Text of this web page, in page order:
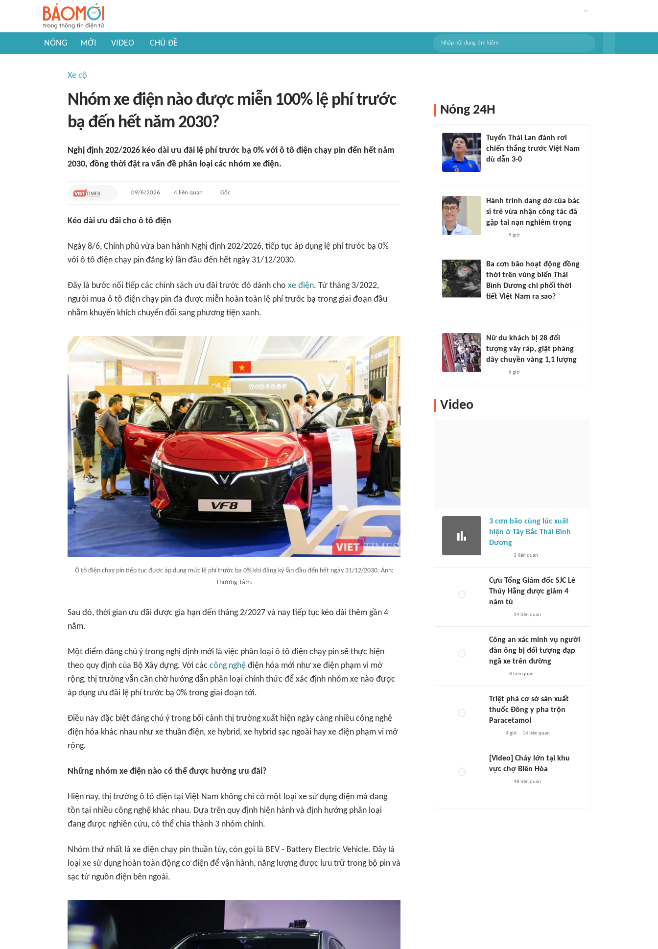
NÓNG MỚI VIDEO CHỦ ĐỀ
Xe cộ
Nhóm xe điện nào được miễn 100% lệ phí trước
bạ đến hết năm 2030?
Nghị định 202/2026 kéo dài ưu đãi lệ phí trước bạ 0% với ô tô điện chạy pin đến hết năm
2030, đồng thời đặt ra vấn đề phân loại các nhóm xe điện.
09/6/2026 4liên quan Gốc
Kéo dài ưu đãi cho ô tô điện
Ngày 8/6, Chính phủ vừa ban hành Nghị định 202/2026, tiếp tục áp dụng lệ phí trước bạ 0%
với ô tô điện chạy pin đăng ký lần đầu đến hết ngày 31/12/2030.
Đây là bước nối tiếp các chính sách ưu đãi trước đó dành cho xe điện. Từ tháng 3/2022,
người mua ô tô điện chạy pin đã được miễn hoàn toàn lệ phí trước bạ trong giai đoạn đầu
nhằm khuyến khích chuyển đổi sang phương tiện xanh.
Ô tô điện chạy pin tiếp tục được áp dụng mức lệ phí trước bạ 0% khi đăng ký lần đầu đến hết ngày 31/12/2030. Ảnh:
Thượng Tâm.
Sau đó, thời gian ưu đãi được gia hạn đến tháng 2/2027 và nay tiếp tục kéo dài thêm gần 4
năm.
Một điểm đáng chú ý trong nghị định mới là việc phân loại ô tô điện chạy pin sẽ thực hiện
theo quy định của Bộ Xây dựng. Với các công nghệ điện hóa mới như xe điện phạm vi mở
rộng, thị trường vẫn cần chờ hướng dẫn phân loại chính thức để xác định nhóm xe nào được
áp dụng ưu đãi lệ phí trước bạ 0% trong giai đoạn tới.
Điều này đặc biệt đáng chú ý trong bối cảnh thị trường xuất hiện ngày càng nhiều công nghệ
điện hóa khác nhau như xe thuần điện, xe hybrid, xe hybrid sạc ngoài hay xe điện phạm vi mở
rộng.
Những nhóm xe điện nào có thể được hưởng ưu đãi?
Hiện nay, thị trường ô tô điện tại Việt Nam không chỉ có một loại xe sử dụng điện mà đang
tồn tại nhiều công nghệ khác nhau. Dựa trên quy định hiện hành và định hướng phân loại
đang được nghiên cứu, có thể chia thành 3 nhóm chính.
Nhóm thứ nhất là xe điện chạy pin thuần túy, còn gọi là BEV - Battery Electric Vehicle. Đây là
loại xe sử dụng hoàn toàn động cơ điện để vận hành, năng lượng được lưu trữ trong bộ pin và
sạc từ nguồn điện bên ngoài.
Nóng 24H
Tuyển Thái Lan đánh rơi
chiến thắng trước Việt Nam
dù dẫn 3-0
Hành trình dang dở của bác
sĩ trẻ vừa nhận công tác đã
gặp tai nạn nghiêm trọng
9 giờ
Ba cơn bão hoạt động đồng
thời trên vùng biển Thái
Bình Dương chi phối thời
tiết Việt Nam ra sao?
Nữ du khách bị 28 đối
tượng vây ráp, giật phăng
dây chuyền vàng 1,1 lượng
6 giờ
Video
3 cơn bão cùng lúc xuất
hiện ở Tây Bắc Thái Bình
Dương
3 liên quan
Cựu Tổng Giám đốc SJC Lê
Thúy Hằng được giảm 4
năm tù
14 liên quan
Công an xác minh vụ người
đàn ông bị đối tượng đạp
ngã xe trên đường
8 liên quan
Triệt phá cơ sở sản xuất
thuốc Đông y pha trộn
Paracetamol
4 giờ 14liên quan
[Video] Cháy lớn tại khu
vực chợ Biên Hòa
48 liên quan